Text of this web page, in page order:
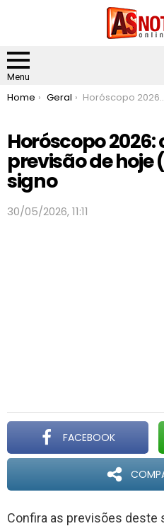
Menu
You are here:
Home Geral Horóscopo 2026: confira a previsão de hoje (30/05) para seu signo
Horóscopo
previsão de hoje
signo
30/05/2026, 11:11
FACEBOOK
Confira as previsões deste